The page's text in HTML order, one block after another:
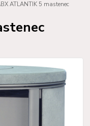
ATLANTIK 5 mastenec